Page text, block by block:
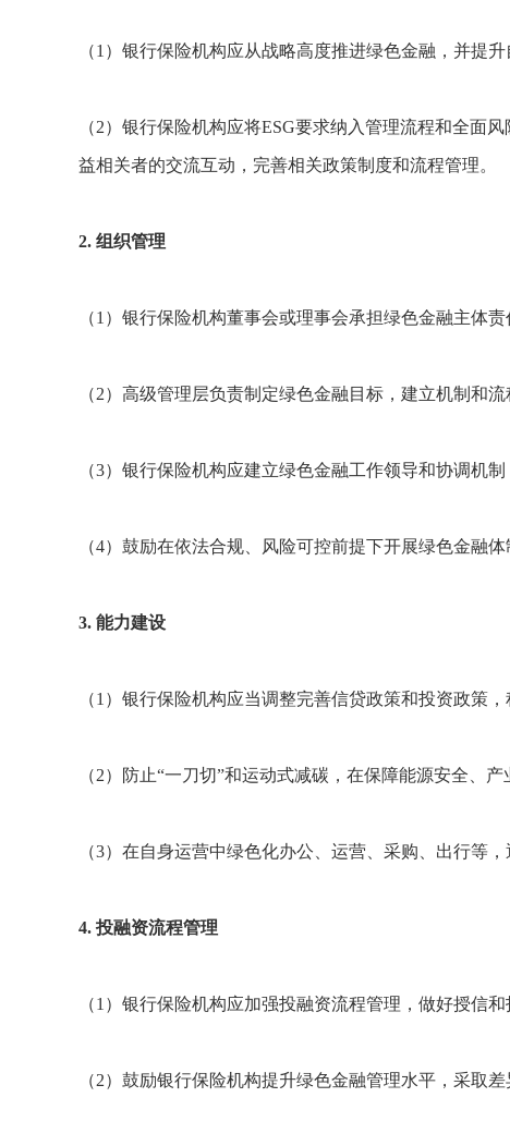
（1）银行保险机构应从战略高度推进绿色金融，并提
（2）银行保险机构应将ESG要求纳入管理流程和全面
益相关者的交流互动，完善相关政策制度和流程管理。
2. 组织管理
（1）银行保险机构董事会或理事会承担绿色金融主体
（2）高级管理层负责制定绿色金融目标，建立机制和
（3）银行保险机构应建立绿色金融工作领导和协调机制
（4）鼓励在依法合规、风险可控前提下开展绿色金融体
3. 能力建设
（1）银行保险机构应当调整完善信贷政策和投资政策
（2）防止“一刀切”和运动式减碳，在保障能源安全、
（3）在自身运营中绿色化办公、运营、采购、出行等，
4. 投融资流程管理
（1）银行保险机构应加强投融资流程管理，做好授信
（2）鼓励银行保险机构提升绿色金融管理水平，采取